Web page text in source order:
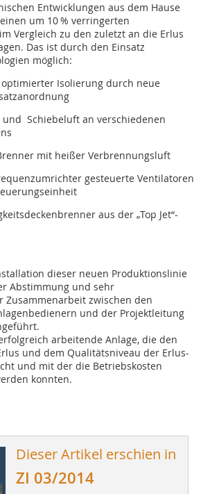
Entwicklungen aus dem Hause
um 10 % verringerten
Vergleich zu den zuletzt an die Erlus
Das ist durch den Einsatz
möglich:
optimierter Isolierung durch neue
und Schiebeluft an verschiedenen
mit heißer Verbrennungsluft
gesteuerte Ventilatoren
aus der „Top Jet“-
dieser neuen Produktionslinie
Abstimmung und sehr
Zusammenarbeit zwischen den
und der Projektleitung
arbeitende Anlage, die den
und dem Qualitätsniveau der Erlus-
und mit der die Betriebskosten
konnten.
Dieser Artikel erschien in
ZI 03/2014